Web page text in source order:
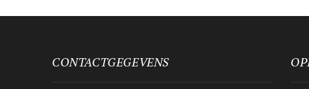
CONTACTGEGEVENS